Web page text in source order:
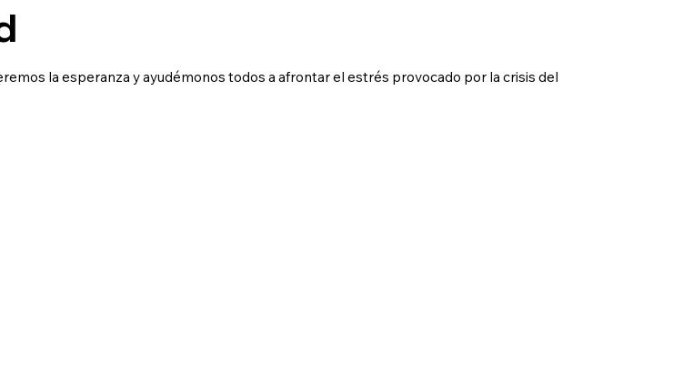
la esperanza y ayudémonos todos a afrontar el estrés provocado por la crisis del